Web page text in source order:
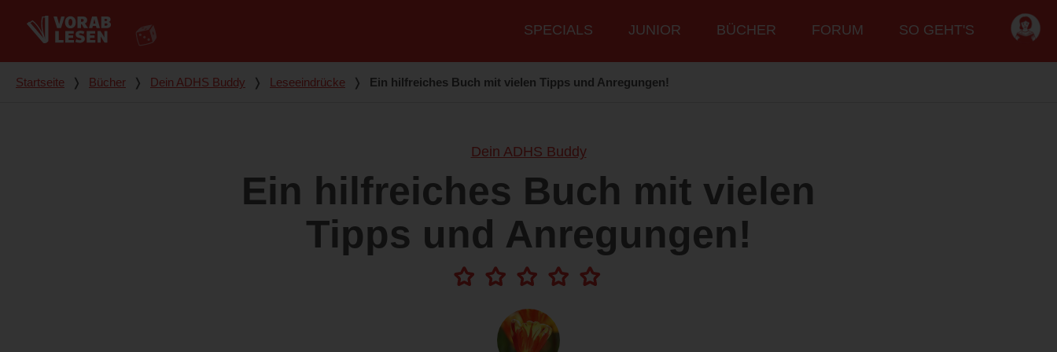
Hauptmenü
SPECIALS JUNIOR BÜCHER FORUM SO GEHT'S
Du bist hier
Startseite ❭ Bücher ❭ Dein ADHS Buddy ❭ Leseeindrücke ❭ Ein hilfreiches Buch mit vielen Tipps und Anregungen!
Dein ADHS Buddy
Ein hilfreiches Buch mit vielen
Tipps und Anregungen!